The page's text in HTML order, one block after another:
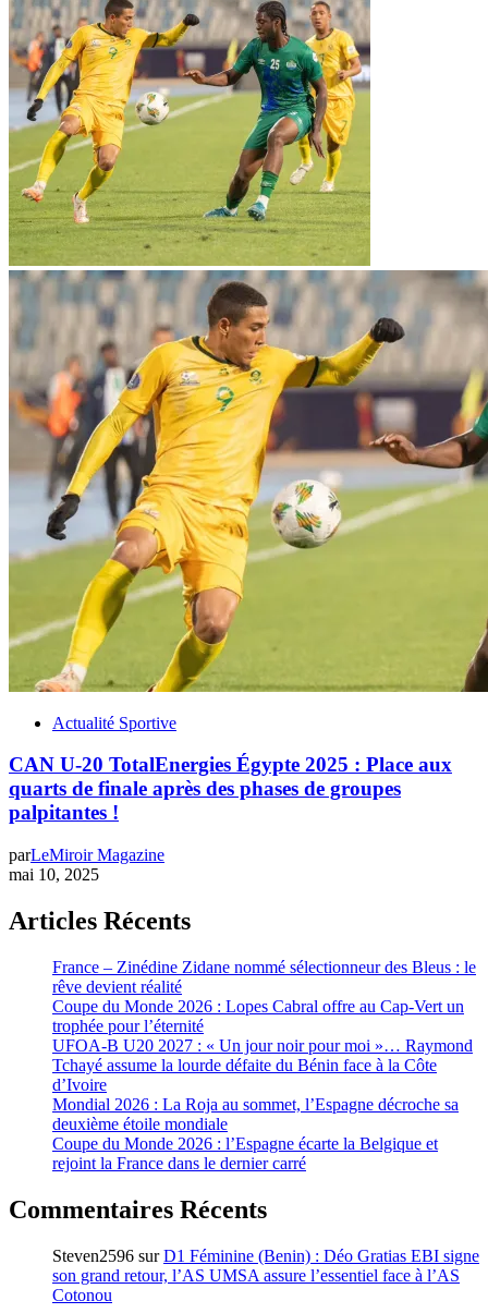
Actualité Sportive
CAN U-20 TotalEnergies Égypte 2025 : Place aux
quarts de finale après des phases de groupes
palpitantes !
parLeMiroir Magazine
mai 10, 2025
Articles Récents
France – Zinédine Zidane nommé sélectionneur des Bleus : le
rêve devient réalité
Coupe du Monde 2026 : Lopes Cabral offre au Cap-Vert un
trophée pour l’éternité
UFOA-B U20 2027 : « Un jour noir pour moi »… Raymond
Tchayé assume la lourde défaite du Bénin face à la Côte
d’Ivoire
Mondial 2026 : La Roja au sommet, l’Espagne décroche sa
deuxième étoile mondiale
Coupe du Monde 2026 : l’Espagne écarte la Belgique et
rejoint la France dans le dernier carré
Commentaires Récents
Steven2596 surD1 Féminine (Benin) : Déo Gratias EBI signe
son grand retour, l’AS UMSA assure l’essentiel face à l’AS
Cotonou